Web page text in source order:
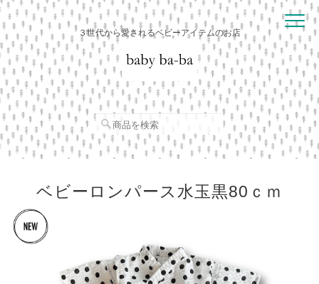
３世代から愛されるベビーアイテムのお店
ベビーロンパース水玉黒80ｃｍ